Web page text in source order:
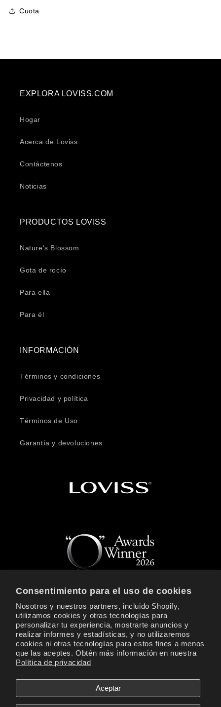
Consentimiento para el uso de cookies
Nosotros y nuestros partners, incluido Shopify,
utilizamos cookies y otras tecnologías para
personalizar tu experiencia, mostrarte anuncios y
realizar informes y estadísticas, y no utilizaremos
cookies ni otras tecnologías para estos fines a menos
que las aceptes. Obtén más información en nuestra
Política de privacidad
Aceptar
Cuota
EXPLORA LOVISS.COM
Hogar
Acerca de Loviss
Contáctenos
Noticias
PRODUCTOS LOVISS
Nature's Blossom
Gota de rocío
Para ella
Para él
INFORMACIÓN
Términos y condiciones
Privacidad y política
Términos de Uso
Garantía y devoluciones
REGÍSTRATE PARA RECIBIR NOTICIAS Y
OFERTAS EXCLUSIVAS DE LOVISS
Correo electrónico
(Twitter)
Formas